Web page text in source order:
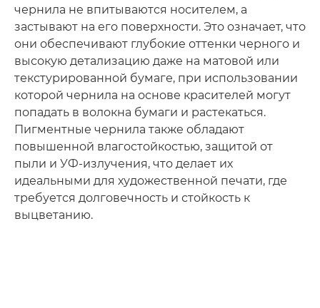
чернила не впитываются носителем, а
застывают на его поверхности. Это означает, что
они обеспечивают глубокие оттенки черного и
высокую детализацию даже на матовой или
текстурированной бумаге, при использовании
которой чернила на основе красителей могут
попадать в волокна бумаги и растекаться.
Пигментные чернила также обладают
повышенной влагостойкостью, защитой от
пыли и УФ-излучения, что делает их
идеальными для художественной печати, где
требуется долговечность и стойкость к
выцветанию.